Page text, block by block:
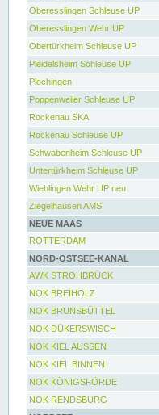
Oberesslingen Schleuse UP
Oberesslingen Wehr UP
Obertürkheim Schleuse UP
Pleidelsheim Schleuse UP
Plochingen
Poppenweiler Schleuse UP
Rockenau SKA
Rockenau Schleuse UP
Schwabenheim Schleuse UP
Untertürkheim Schleuse UP
Wieblingen Wehr UP neu
Ziegelhausen AMS
NEUE MAAS
ROTTERDAM
NORD-OSTSEE-KANAL
AWK STROHBRÜCK
NOK BREIHOLZ
NOK BRUNSBÜTTEL
NOK DÜKERSWISCH
NOK KIEL AUSSEN
NOK KIEL BINNEN
NOK KÖNIGSFÖRDE
NOK RENDSBURG